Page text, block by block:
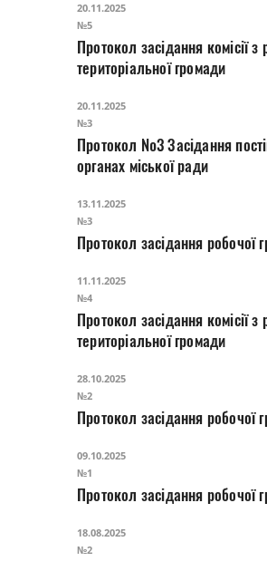
20.11.2025
№5
Протокол засідання комісії
територіальної громади
20.11.2025
№3
Протокол №3 Засідання постійної комісії з питань реалізації державної регуляторної політики у виконавчих
органах міської ради
13.11.2025
№3
Протокол засідання робочої
11.11.2025
№4
Протокол засідання комісії
територіальної громади
28.10.2025
№2
Протокол засідання робочої
09.10.2025
№1
Протокол засідання робочої
18.08.2025
№2